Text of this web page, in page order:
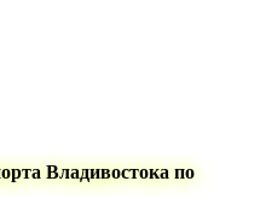
Владивостока по